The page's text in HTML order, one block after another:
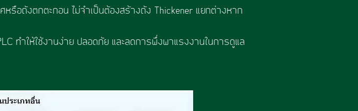
รือถังตกตะกอน ไม่จำเป็นต้องสร้างถัง Thickener แยกต่างหาก
ทำให้ใช้งานง่าย ปลอดภัย และลดการพึ่งพาแรงงานในการดูแล